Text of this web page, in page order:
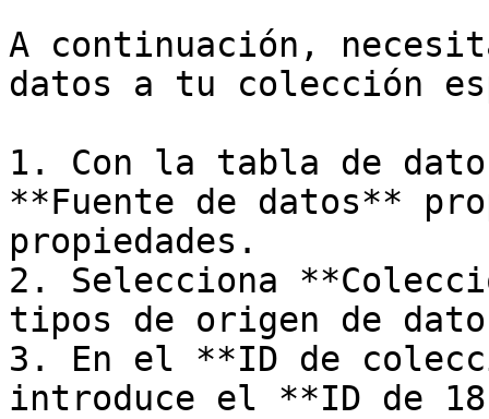
A continuación,
datos a tu colección
1. Con la tabla de
**Fuente de datos**
propiedades.
2. Selecciona
tipos de origen de
3. En el **ID de
introduce el **ID de